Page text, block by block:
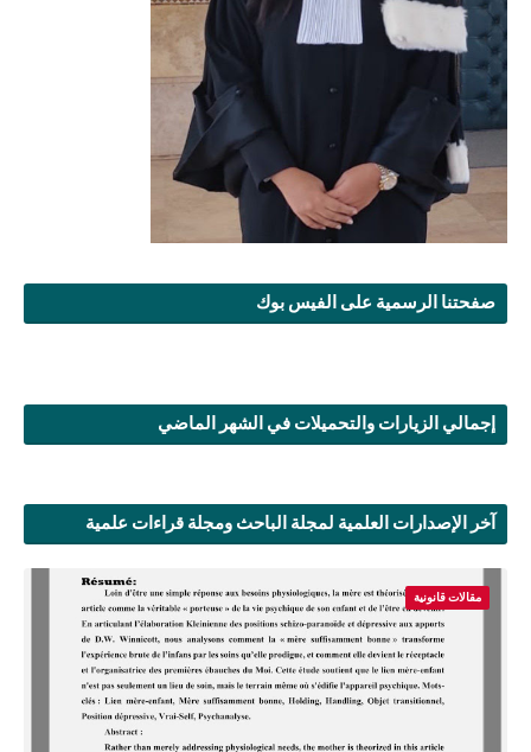
صفحتنا الرسمية على الفيس بوك
إجمالي الزيارات والتحميلات في الشهر الماضي
آخر الإصدارات العلمية لمجلة الباحث ومجلة قراءات علمية
مقالات قانونية